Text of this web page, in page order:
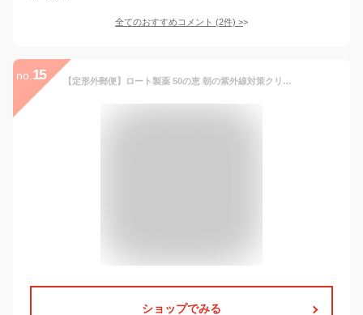
全てのおすすめコメント (2件) >
no. 15 【定形外郵便】ロート製薬 50の恵 朝の紫外線対策クリーム SPF50+ PA++++ (90g) ＜オールインワン 日焼け止め 朝の紫外線対策＞
ショップでみる